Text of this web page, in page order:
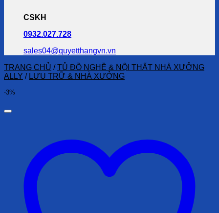
CSKH
0932.027.728
sales04@quyetthangvn.vn
TRANG CHỦ / TỦ ĐỒ NGHỀ & NỘI THẤT NHÀ XƯỞNG
ALLY / LƯU TRỮ & NHÀ XƯỞNG
-3%